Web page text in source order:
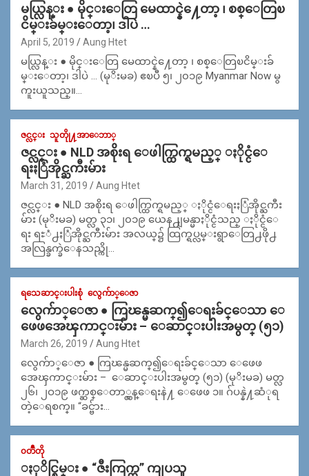
မယ္လြန္း ● မိုင္းေတြ မေထာင္နဲ႔ေတာ့ ၊ စစ္ေတြၿ
ငိမ္းခ်မ္းေတာ့၊ ဒါပဲ …
April 5, 2019 Aung Htet
မယ္လြန္း ● မိုင္းေတြ မေထာင္နဲ႔ေတာ့ ၊ စစ္ေတြၿငိမ္းခ်
မ္းေတာ့၊ ဒါပဲ … (မုိးမခ) ဧၿပီ ၅၊ ၂၀၁၉ Myanmar Now မွ
ကူးယူသည္။…
ဇင္လင္း သူတိုု႔အာေဘာ္
ဇင္လင္း ● NLD အစိုးရ ေဖါက္ထြက္ရမည့္ ႏိုင္ငံေ
ရးႏြံအိုင္ႀကီးမ်ား
March 31, 2019 Aung Htet
ဇင္လင္း ● NLD အစိုးရ ေဖါက္ထြက္ရမည့္ ႏိုင္ငံေရးႏြံအိုင္ႀကီး
မ်ား (မုိးမခ) မတ္လ ၃၁၊ ၂၀၁၉ ယေန႕ျမန္မာႏိုင္ငံသည္ ႏိုင္ငံေ
ရး ရႊံ႕ႏြံအိုင္ႀကီးမ်ား အလယ္၌ ထြက္ရပ္လမ္းရွာေတြ႕ဖို႕
အလြန္ခက္ခဲေနသည္ကို…
ရသေဆာင္းပါးစုံ လွေက်ာ္ေဇာ
လွေက်ာ္ေဇာ ● ကြၽန္မဆက္၍ေရးခ်င္ေသာ ေ
ဖေဖအေၾကာင္းမ်ား – ေဆာင္းပါးအမွတ္ (၅၁)
March 26, 2019 Aung Htet
လွေက်ာ္ေဇာ ● ကြၽန္မဆက္၍ေရးခ်င္ေသာ ေဖေဖ
အေၾကာင္းမ်ား – ေဆာင္းပါးအမွတ္ (၅၁) (မုိးမခ) မတ္လ
၂၆၊ ၂ဝ၁၉ ဖက္ဆစ္ေတာ္လွန္ေရးနဲ႔ ေဖေဖ ၁။ ဂ်ပန္နဲ႔ဆံုရ
တဲ့ေရစက္။ “ခင္ဗ်ား…
၀တၳဳတို
ႏုိင္စြမ္း ● “ဇီးကြက္က” ကျပသူ